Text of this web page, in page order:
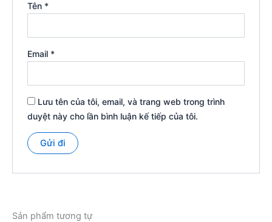
Tên *
Email *
Lưu tên của tôi, email, và trang web trong trình
duyệt này cho lần bình luận kế tiếp của tôi.
Sản phẩm tương tự